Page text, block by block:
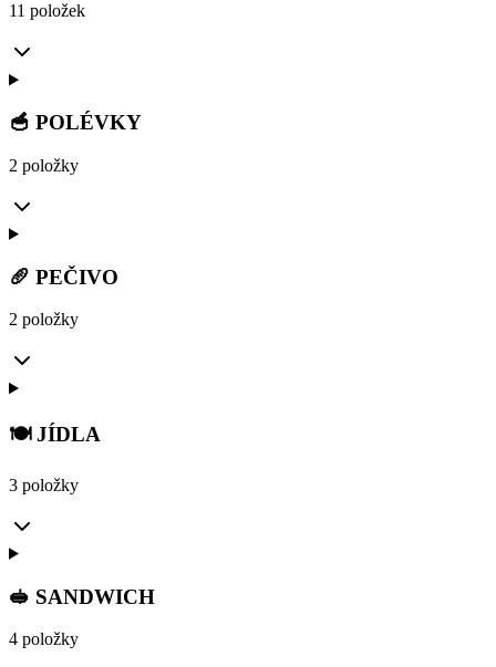
11 položek
🥣 POLÉVKY
2 položky
🥖 PEČIVO
2 položky
🍽️ JÍDLA
3 položky
🥪 SANDWICH
4 položky